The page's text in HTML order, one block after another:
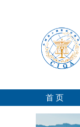
首 页